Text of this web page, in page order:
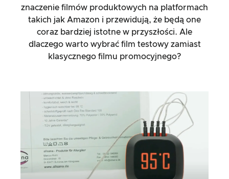
znaczenie filmów produktowych na platformach
takich jak Amazon i przewidują, że będą one
coraz bardziej istotne w przyszłości. Ale
dlaczego warto wybrać film testowy zamiast
klasycznego filmu promocyjnego?